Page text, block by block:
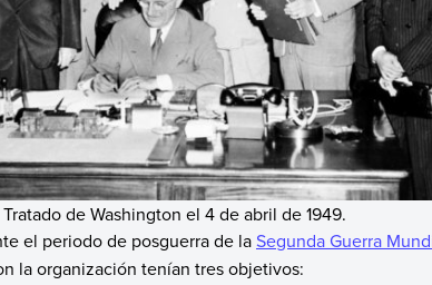
de Washington el 4 de abril de 1949.
el periodo de posguerra de laSegunda Guerra
la organización tenían tres objetivos: